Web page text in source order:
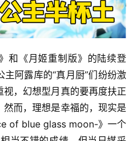
和《月姬重制版》的陆续登
阿露库的“真月厨”们纷纷激
，幻想型月真的要再度扶正
而，理想是幸福的，现实是
of blue glass moon-》一个